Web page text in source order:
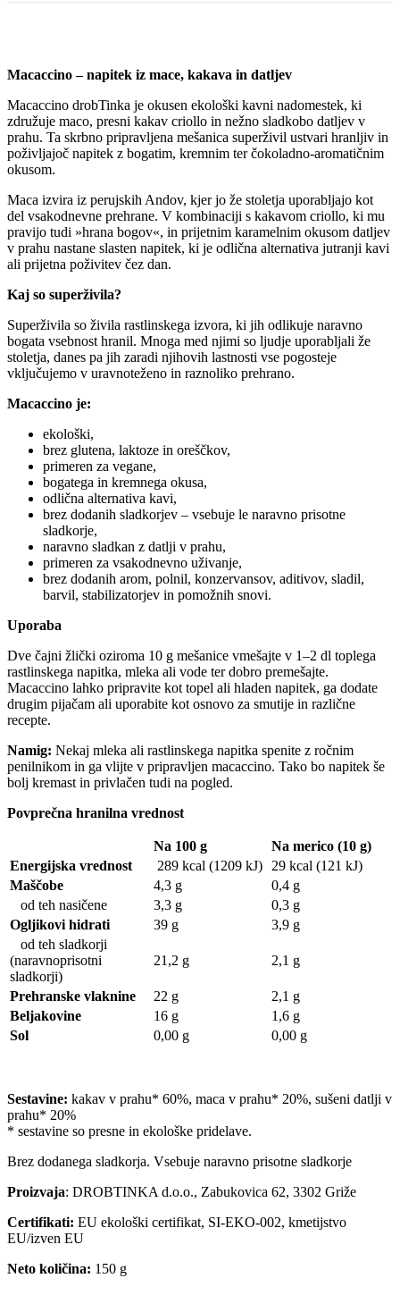
Macaccino – napitek iz mace, kakava in datljev
Macaccino drobTinka je okusen ekološki kavni nadomestek, ki
združuje maco, presni kakav criollo in nežno sladkobo datljev v
prahu. Ta skrbno pripravljena mešanica superživil ustvari hranljiv in
poživljajoč napitek z bogatim, kremnim ter čokoladno-aromatičnim
okusom.
Maca izvira iz perujskih Andov, kjer jo že stoletja uporabljajo kot
del vsakodnevne prehrane. V kombinaciji s kakavom criollo, ki mu
pravijo tudi »hrana bogov«, in prijetnim karamelnim okusom datljev
v prahu nastane slasten napitek, ki je odlična alternativa jutranji kavi
ali prijetna poživitev čez dan.
Kaj so superživila?
Superživila so živila rastlinskega izvora, ki jih odlikuje naravno
bogata vsebnost hranil. Mnoga med njimi so ljudje uporabljali že
stoletja, danes pa jih zaradi njihovih lastnosti vse pogosteje
vključujemo v uravnoteženo in raznoliko prehrano.
Macaccino je:
ekološki,
brez glutena, laktoze in oreščkov,
primeren za vegane,
bogatega in kremnega okusa,
odlična alternativa kavi,
brez dodanih sladkorjev – vsebuje le naravno prisotne
sladkorje,
naravno sladkan z datlji v prahu,
primeren za vsakodnevno uživanje,
brez dodanih arom, polnil, konzervansov, aditivov, sladil,
barvil, stabilizatorjev in pomožnih snovi.
Uporaba
Dve čajni žlički oziroma 10 g mešanice vmešajte v 1–2 dl toplega
rastlinskega napitka, mleka ali vode ter dobro premešajte.
Macaccino lahko pripravite kot topel ali hladen napitek, ga dodate
drugim pijačam ali uporabite kot osnovo za smutije in različne
recepte.
Namig: Nekaj mleka ali rastlinskega napitka spenite z ročnim
penilnikom in ga vlijte v pripravljen macaccino. Tako bo napitek še
bolj kremast in privlačen tudi na pogled.
Povprečna hranilna vrednost
Na 100 g
Na merico (10 g)
Energijska vrednost
289 kcal (1209 kJ)
29 kcal (121 kJ)
Maščobe
4,3 g
0,4 g
od teh nasičene
3,3 g
0,3 g
Ogljikovi hidrati
39 g
3,9 g
od teh sladkorji
(naravnoprisotni
sladkorji)
21,2 g 2,1 g
Prehranske vlaknine 22 g
2,1 g
Beljakovine
16 g
1,6 g
Sol
0,00 g 0,00 g
Sestavine: kakav v prahu* 60%, maca v prahu* 20%, sušeni datlji v
prahu* 20%
* sestavine so presne in ekološke pridelave.
Brez dodanega sladkorja. Vsebuje naravno prisotne sladkorje
Proizvaja: DROBTINKA d.o.o., Zabukovica 62, 3302 Griže
Certifikati: EU ekološki certifikat, SI-EKO-002, kmetijstvo
EU/izven EU
Neto količina: 150 g